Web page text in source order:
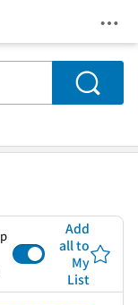
Search
Add
all to
My
List